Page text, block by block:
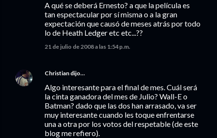
A qué se deberá Ernesto? a que la película es
tan espectacular por sí misma o a la gran
expectación que causó de meses atrás por todo
lo de Heath Ledger etc etc...??
21 de julio de 2008 a las 1:54 p.m.
Christian dijo…
Algo interesante para el final de mes. Cuál será
la cinta ganadora del mes de Julio? Wall-E o
Batman? dado que las dos han arrasado, va ser
muy interesante cuando les toque enfrentarse
una a otra por los votos del respetable (de este
blog me refiero).